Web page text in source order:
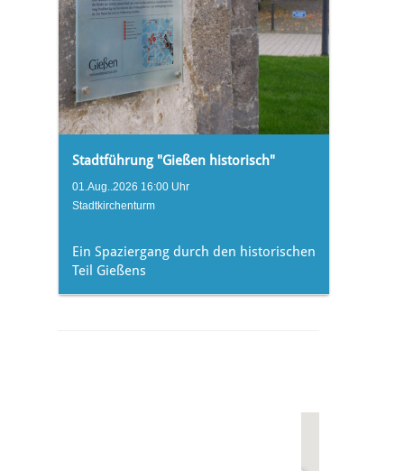
Stadtführung "Gießen historisch"
01.Aug..2026 16:00 Uhr
Stadtkirchenturm
Ein Spaziergang durch den historischen
Teil Gießens